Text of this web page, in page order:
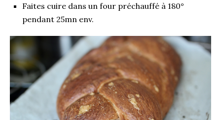
Faites cuire dans un four préchauffé à 180°
pendant 25mn env.